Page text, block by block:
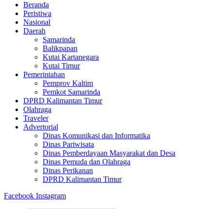
Beranda
Peristiwa
Nasional
Daerah
Samarinda
Balikpapan
Kutai Kartanegara
Kutai Timur
Pemerintahan
Pemprov Kaltim
Pemkot Samarinda
DPRD Kalimantan Timur
Olahraga
Traveler
Advertorial
Dinas Komunikasi dan Informatika
Dinas Pariwisata
Dinas Pemberdayaan Masyarakat dan Desa
Dinas Pemuda dan Olahraga
Dinas Perikanan
DPRD Kalimantan Timur
Facebook Instagram